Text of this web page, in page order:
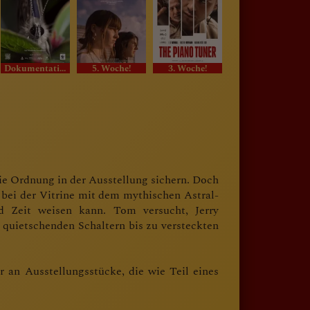
Dokumentation 5. Woche! 3. Woche!
Ordnung in der Ausstellung sichern. Doch
der Vitrine mit dem mythischen Astral-
Zeit weisen kann. Tom versucht, Jerry
Schaltern bis zu versteckten
Ausstellungsstücke, die wie Teil eines